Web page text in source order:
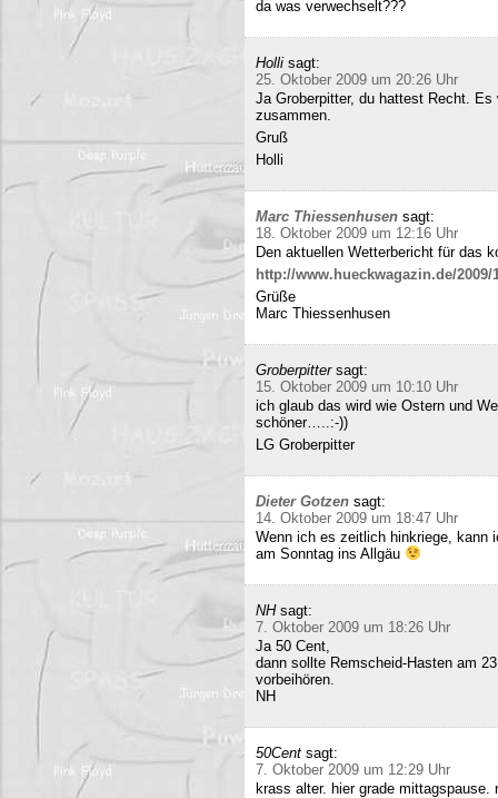
da was verwechselt???
Holli sagt:
25. Oktober 2009 um 20:26 Uhr
Ja Groberpitter, du hattest Recht.
zusammen.
Gruß
Holli
Marc Thiessenhusen sagt:
18. Oktober 2009 um 12:16 Uhr
Den aktuellen Wetterbericht für das
http://www.hueckwagazin.de/2009/
Grüße
Marc Thiessenhusen
Groberpitter sagt:
15. Oktober 2009 um 10:10 Uhr
ich glaub das wird wie Ostern und
schöner…..:-))
LG Groberpitter
Dieter Gotzen sagt:
14. Oktober 2009 um 18:47 Uhr
Wenn ich es zeitlich hinkriege, kann
am Sonntag ins Allgäu
NH sagt:
7. Oktober 2009 um 18:26 Uhr
Ja 50 Cent,
dann sollte Remscheid-Hasten am
vorbeihören.
NH
50Cent sagt:
7. Oktober 2009 um 12:29 Uhr
krass alter. hier grade